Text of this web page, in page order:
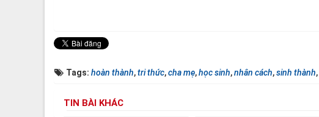
Tags: hoàn thành,tri thức,cha mẹ,học sinh,nhân cách,sinh thành,
TIN BÀI KHÁC